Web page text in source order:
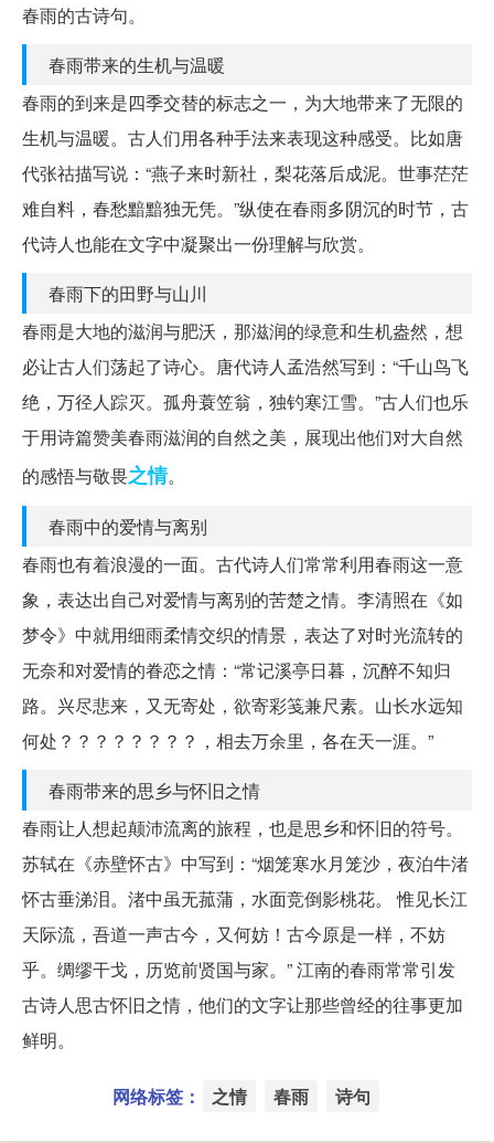
春雨的古诗句。
春雨带来的生机与温暖
春雨的到来是四季交替的标志之一，为大地带来了无限的
生机与温暖。古人们用各种手法来表现这种感受。比如唐
代张祜描写说：“燕子来时新社，梨花落后成泥。世事茫茫
难自料，春愁黯黯独无凭。”纵使在春雨多阴沉的时节，古
代诗人也能在文字中凝聚出一份理解与欣赏。
春雨下的田野与山川
春雨是大地的滋润与肥沃，那滋润的绿意和生机盎然，想
必让古人们荡起了诗心。唐代诗人孟浩然写到：“千山鸟飞
绝，万径人踪灭。孤舟蓑笠翁，独钓寒江雪。”古人们也乐
于用诗篇赞美春雨滋润的自然之美，展现出他们对大自然
的感悟与敬畏之情。
春雨中的爱情与离别
春雨也有着浪漫的一面。古代诗人们常常利用春雨这一意
象，表达出自己对爱情与离别的苦楚之情。李清照在《如
梦令》中就用细雨柔情交织的情景，表达了对时光流转的
无奈和对爱情的眷恋之情：“常记溪亭日暮，沉醉不知归
路。兴尽悲来，又无寄处，欲寄彩笺兼尺素。山长水远知
何处？？？？？？？？，相去万余里，各在天一涯。”
春雨带来的思乡与怀旧之情
春雨让人想起颠沛流离的旅程，也是思乡和怀旧的符号。
苏轼在《赤壁怀古》中写到：“烟笼寒水月笼沙，夜泊牛渚
怀古垂涕泪。渚中虽无菰蒲，水面竞倒影桃花。 惟见长江
天际流，吾道一声古今，又何妨！古今原是一样，不妨
乎。绸缪干戈，历览前贤国与家。” 江南的春雨常常引发
古诗人思古怀旧之情，他们的文字让那些曾经的往事更加
鲜明。
网络标签： 之情 春雨 诗句